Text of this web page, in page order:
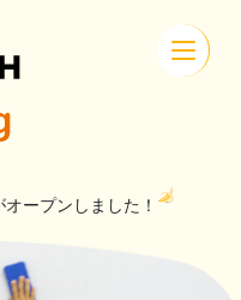
ープンしました！